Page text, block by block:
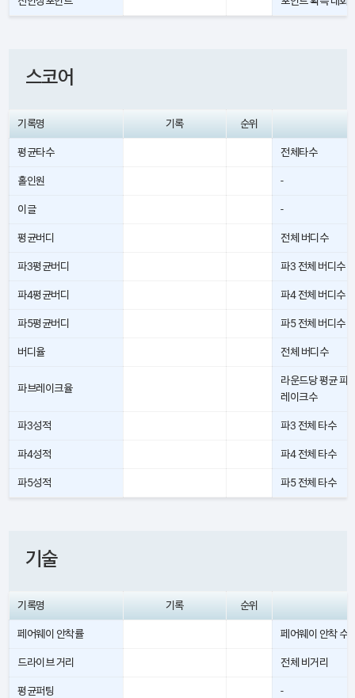
스코어
기록명 기록 순위
평균타수 전체타수
홀인원 -
이글 -
평균버디 전체 버디수
파3평균버디 파3 전체 버디수
파4평균버디 파4 전체 버디수
파5평균버디 파5 전체 버디수
버디율 전체 버디수
파브레이크율
라운드당 평균 파
레이크수
파3성적 파3 전체 타수
파4성적 파4 전체 타수
파5성적 파5 전체 타수
기술
기록명 기록 순위
페어웨이 안착률 페어웨이 안착 수
드라이브 거리 전체 비거리
평균퍼팅 -